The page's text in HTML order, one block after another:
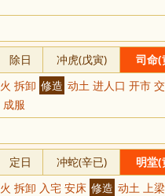
除日 冲虎(戊寅) 司命(
拆卸 修造 动土 进人口 开市
服
定日 冲蛇(辛已) 明堂(
拆卸 入宅 安床 修造 动土 上